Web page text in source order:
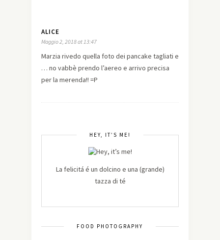
ALICE
Maggio 2, 2018 at 13:47
Marzia rivedo quella foto dei pancake tagliati e
… no vabbè prendo l’aereo e arrivo precisa
per la merenda!! =P
HEY, IT’S ME!
La felicitá é un dolcino e una (grande)
tazza di té
FOOD PHOTOGRAPHY